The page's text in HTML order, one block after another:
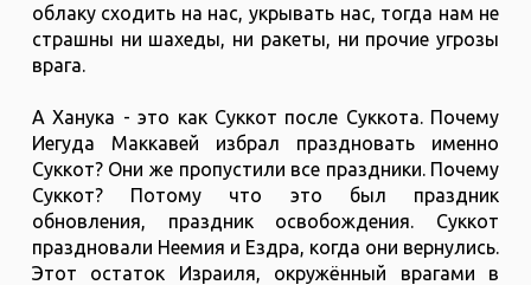
облаку сходить на нас, укрывать нас, тогда нам не
страшны ни шахеды, ни ракеты, ни прочие угрозы
врага.
А Ханука - это как Суккот после Суккота. Почему
Иегуда Маккавей избрал праздновать именно
Суккот? Они же пропустили все праздники. Почему
Суккот? Потому что это был праздник
обновления, праздник освобождения. Суккот
праздновали Неемия и Ездра, когда они вернулись.
Этот остаток Израиля, окружённый врагами в